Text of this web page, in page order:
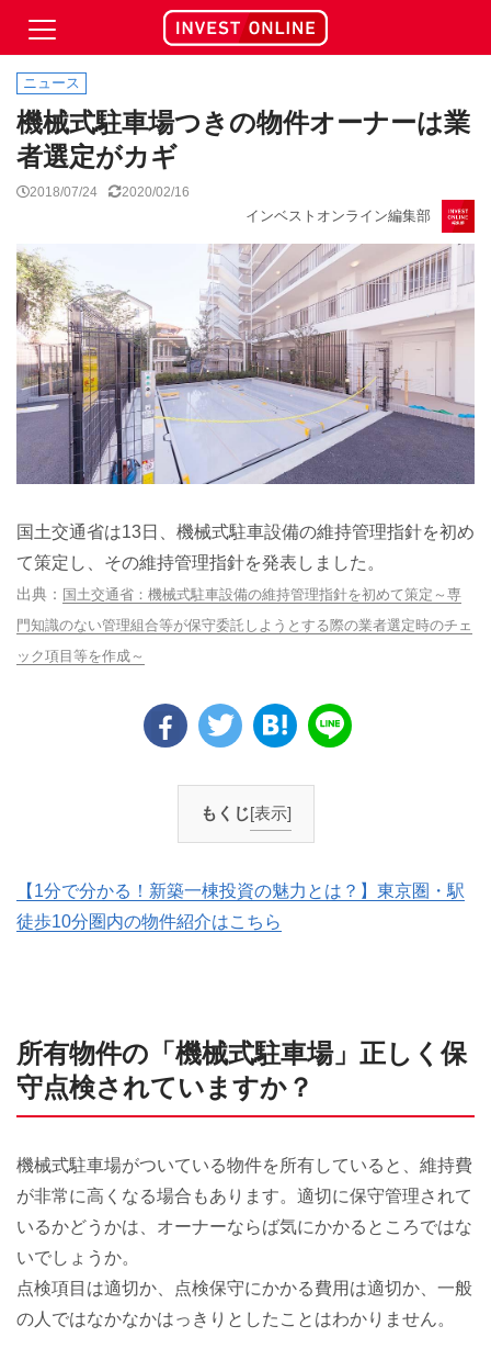
ニュース
機械式駐車場つきの物件オーナーは業
者選定がカギ
2018/07/24 2020/02/16
インベストオンライン編集部
国土交通省は13日、機械式駐車設備の維持管理指針を初め
て策定し、その維持管理指針を発表しました。
国土交通省：機械式駐車設備の維持管理指針を初めて策定～専
門知識のない管理組合等が保守委託しようとする際の業者選定時のチェ
ック項目等を作成～
もくじ[表示]
【1分で分かる！新築一棟投資の魅力とは？】東京圏・駅
徒歩10分圏内の物件紹介はこちら
所有物件の「機械式駐車場」正しく保
守点検されていますか？
機械式駐車場がついている物件を所有していると、維持費
が非常に高くなる場合もあります。適切に保守管理されて
いるかどうかは、オーナーならば気にかかるところではな
いでしょうか。
点検項目は適切か、点検保守にかかる費用は適切か、一般
の人ではなかなかはっきりとしたことはわかりません。